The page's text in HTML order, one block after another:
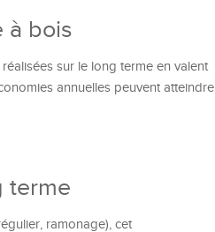
à bois
sur le long terme en valent
annuelles peuvent atteindre
terme
ramonage), cet